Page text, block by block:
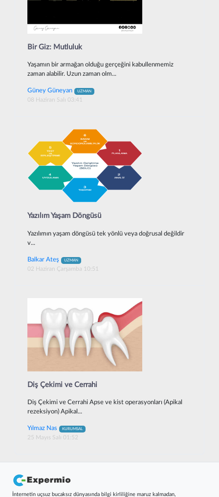
Bir Giz: Mutluluk
Yaşamın bir armağan olduğu gerçeğini kabullenmemiz
zaman alabilir. Uzun zaman olm...
Güney Güneyan UZMAN
08 Haziran Salı 03:41
Yazılım Yaşam Döngüsü
Yazılımın yaşam döngüsü tek yönlü veya doğrusal değildir
v...
Balkar Ateş UZMAN
02 Haziran Çarşamba 10:51
Diş Çekimi ve Cerrahi
Diş Çekimi ve Cerrahi Apse ve kist operasyonları (Apikal
rezeksiyon) Apikal...
Yılmaz Nas KURUMSAL
25 Mayıs Salı 01:52
İnternetin uçsuz bucaksız dünyasında bilgi kirliliğine maruz kalmadan,